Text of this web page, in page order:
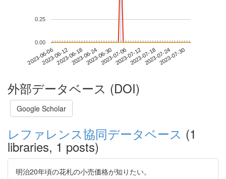
2023-06-062023-06-122023-06-182023-06-242023-06-302023-07-062023-07-122023-07-182023-07-242023-07-30
0.00
0.25
外部データベース (DOI)
Google Scholar
レファレンス協同データベース (1
libraries, 1 posts)
明治20年頃の花札の小売価格が知りたい。